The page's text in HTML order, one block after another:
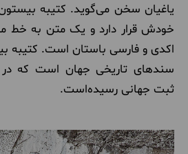
یاغیان سخن می‌گوید. کتیبه
اکدی و فارسی باستان است. کتیبه
ثبت جهانی رسیده‌است.